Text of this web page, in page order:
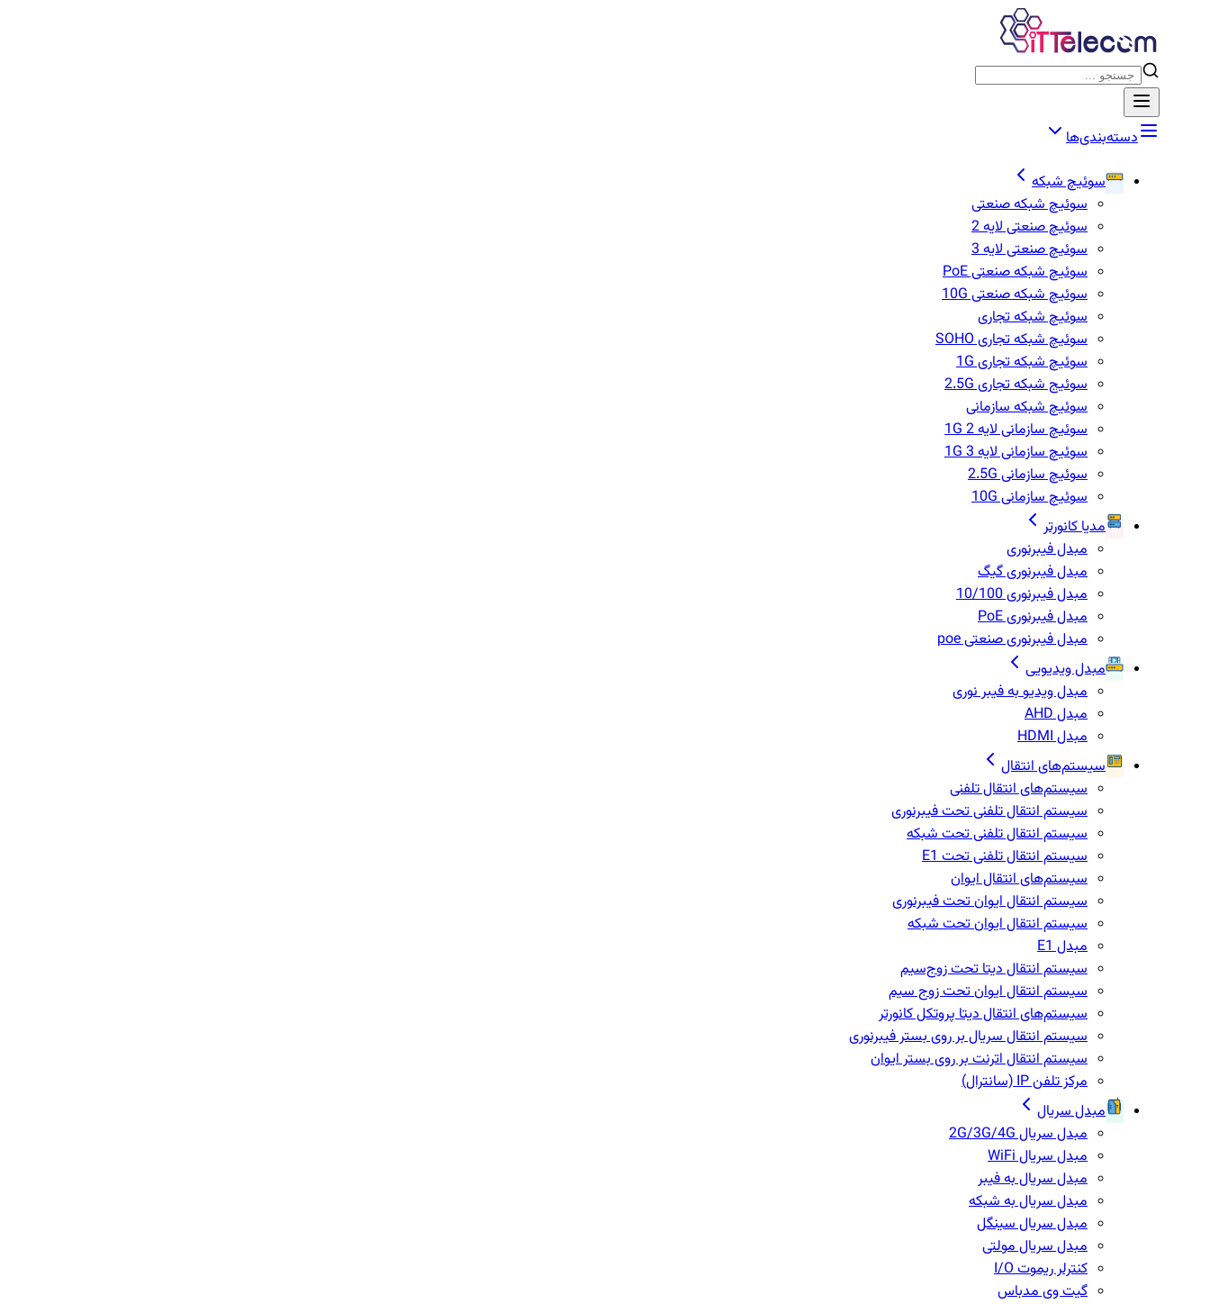
دسته‌بندی‌ها
سوئیچ شبکه
سوئیچ شبکه صنعتی
سوئیچ صنعتی لایه 2
سوئیچ صنعتی لایه 3
سوئیچ شبکه صنعتی PoE
سوئیچ شبکه صنعتی 10G
سوئیچ شبکه تجاری
سوئیچ شبکه تجاری SOHO
سوئیچ شبکه تجاری 1G
سوئیج شبکه تجاری 2.5G
سوئیچ شبکه سازمانی
سوئیچ سازمانی لایه 2 1G
سوئیچ سازمانی لایه 3 1G
سوئیچ سازمانی 2.5G
سوئیچ سازمانی 10G
مدیا کانورتر
مبدل فیبرنوری
مبدل فیبرنوری گیگ
مبدل فیبرنوری 10/100
مبدل فیبرنوری PoE
مبدل فیبرنوری صنعتی poe
مبدل ویدیویی
مبدل ویدیو به فیبر نوری
مبدل AHD
مبدل HDMI
سیستم‌های انتقال
سیستم‌های انتقال تلفنی
سیستم انتقال تلفنی تحت فیبرنوری
سیستم انتقال تلفنی تحت شبکه
سیستم انتقال تلفنی تحت E1
سیستم‌های انتقال ایوان
سیستم انتقال ایوان تحت فیبرنوری
سیستم انتقال ایوان تحت شبکه
مبدل E1
سیستم انتقال دیتا تحت زوج‌سیم
سیستم انتقال ایوان تحت زوج سیم
سیستم‌های انتقال دیتا پروتکل کانورتر
سیستم انتقال سریال بر روی بستر فیبرنوری
سیستم انتقال اترنت بر روی بستر ایوان
مرکز تلفن IP‌ (سانترال)
مبدل سریال
مبدل سریال 2G/3G/4G
مبدل سریال WiFi
مبدل سریال به فیبر
مبدل سریال به شبکه
مبدل سریال سینگل
مبدل سریال مولتی
کنترلر ریموت I/O
گیت وی مدباس